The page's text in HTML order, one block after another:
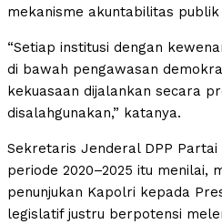
mekanisme akuntabilitas
“Setiap institusi dengan
di bawah pengawasan
kekuasaan dijalankan secara
disalahgunakan,” katanya.
Sekretaris Jenderal DPP Partai
periode 2020–2025 itu menilai,
penunjukan Kapolri kepada
legislatif justru berpotensi